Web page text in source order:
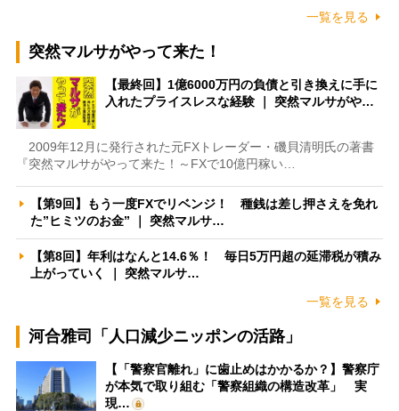
一覧を見る
突然マルサがやって来た！
【最終回】1億6000万円の負債と引き換えに手に
入れたプライスレスな経験 ｜ 突然マルサがや…
2009年12月に発行された元FXトレーダー・磯貝清明氏の著書
『突然マルサがやって来た！～FXで10億円稼い…
【第9回】もう一度FXでリベンジ！ 種銭は差し押さえを免れ
た”ヒミツのお金” ｜ 突然マルサ…
【第8回】年利はなんと14.6％！ 毎日5万円超の延滞税が積み
上がっていく ｜ 突然マルサ…
一覧を見る
河合雅司「人口減少ニッポンの活路」
【「警察官離れ」に歯止めはかかるか？】警察庁
が本気で取り組む「警察組織の構造改革」 実
現…